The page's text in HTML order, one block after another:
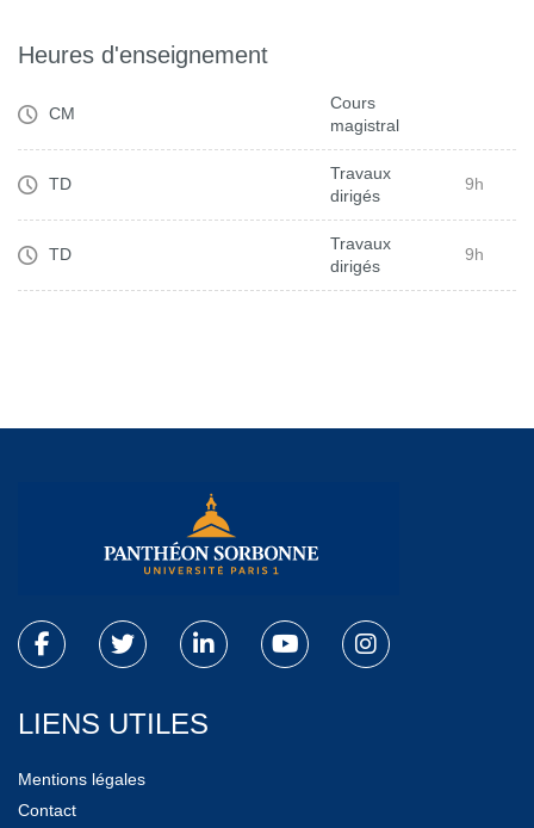
Heures d'enseignement
CM
Cours
magistral
TD
Travaux
dirigés
9h
TD
Travaux
dirigés
9h
LIENS UTILES
Mentions légales
Contact